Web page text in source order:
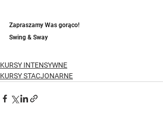
Zapraszamy Was gorąco!
Swing & Sway
KURSY INTENSYWNE
KURSY STACJONARNE